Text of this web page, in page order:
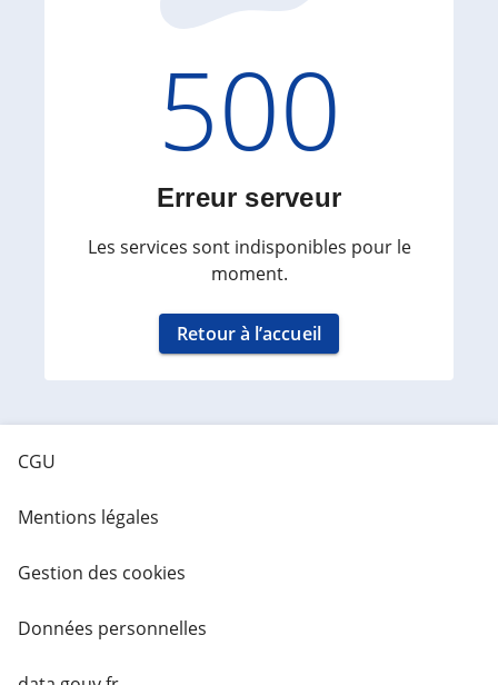
Code
500
Erreur serveur
Les services sont indisponibles pour le
moment.
Retour à l’accueil
CGU
Mentions légales
Gestion des cookies
Données personnelles